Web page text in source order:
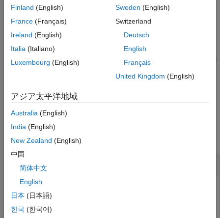
mexcudaoption1 ... optionN filenamesは、指定されたビルド
オプションを使用してビルドします。option1 ... optionN
mexcuda では、
で使用できるほとんどのオプションを使
例
すべて折りたたむ
単純な MEX 関数のコンパイル
CUDA C++ のソース コード例をコピーします。
Finland (English)
France (Français)
Ireland (English)
Italia (Italiano)
Luxembourg (English)
Sweden (English)
Switzerland
Deutsch
English
Français
United Kingdom (English)
アジア太平洋地域
Australia (English)
India (English)
New Zealand (English)
中国
简体中文
English
日本 (日本語)
한국 (한국어)